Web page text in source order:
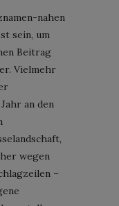
nahen
sein, um
Beitrag
Vielmehr
an den
wegen
–